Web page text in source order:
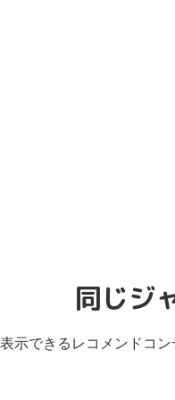
同じジ
表示できるレコメンドコ